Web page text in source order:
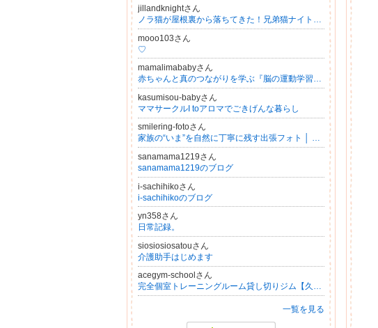
jillandknightさん
ノラ猫が屋根裏から落ちてきた！兄弟猫ナイト＆ジルのニャンダーライフ
mooo103さん
♡
mamalimababyさん
赤ちゃんと真のつながりを学ぶ『脳の運動学習プログラム！ベビーマインドタッチ®』世界一幸せな赤ちゃん！キングチャイルドアカデミー
kasumisou-babyさん
ママサークルI toアロマでごきげんな暮らし
smilering-fotoさん
家族の“いま”を自然に丁寧に残す出張フォト │ 筑紫野
sanamama1219さん
sanamama1219のブログ
i-sachihikoさん
i-sachihikoのブログ
yn358さん
日常記録。
siosiosiosatouさん
介護助手はじめます
acegym-schoolさん
完全個室トレーニングルーム貸し切りジム【久留米・Acegym】
一覧を見る